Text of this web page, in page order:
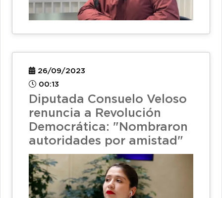
26/09/2023
00:13
Diputada Consuelo Veloso
renuncia a Revolución
Democrática: "Nombraron
autoridades por amistad"